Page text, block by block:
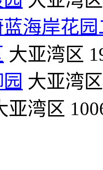
海岸花园
大亚湾区
大亚湾区
亚湾区